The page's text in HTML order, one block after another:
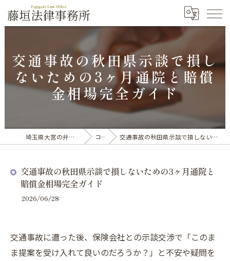
交通事故の秋田県示談で損し
ないための3ヶ月通院と賠償
金相場完全ガイド
埼玉県大宮の弁護士なら藤垣法律事務所 コラム 交通事故の秋田県示談で損しないための3ヶ月通院と賠償金相場完全ガイド
交通事故の秋田県示談で損しないための3ヶ月通院と
賠償金相場完全ガイド
2026/06/28
交通事故に遭った後、保険会社との示談交渉で「このま
ま提案を受け入れて良いのだろうか？」と不安や疑問を